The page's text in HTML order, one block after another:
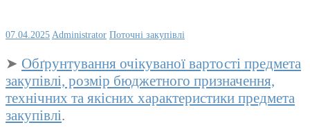
07.04.2025 Administrator Поточні закупівлі
➤ Обґрунтування очікуваної вартості предмета
закупівлі, розмір бюджетного призначення,
технічних та якісних характеристики предмета
закупівлі.